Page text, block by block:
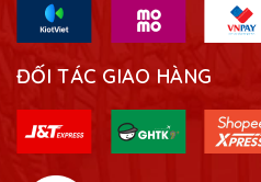
ĐỐI TÁC GIAO HÀNG